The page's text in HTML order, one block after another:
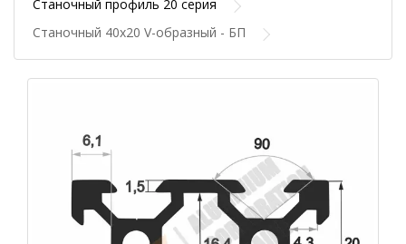
Станочный профиль 20 серия
Станочный 40х20 V-образный - БП